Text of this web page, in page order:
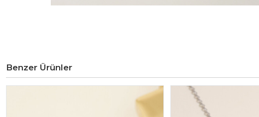
Benzer Ürünler